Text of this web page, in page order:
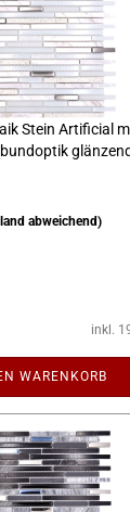
Stein Artificial
abweichend)
inkl.
WARENKORB